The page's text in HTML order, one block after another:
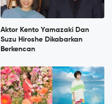
Aktor Kento Yamazaki Dan
Suzu Hiroshe Dikabarkan
Berkencan